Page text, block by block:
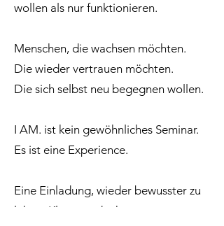
wollen als nur funktionieren.
Menschen, die wachsen möchten.
Die wieder vertrauen möchten.
Die sich selbst neu begegnen wollen.
I AM. ist kein gewöhnliches Seminar.
Es ist eine Experience.
Eine Einladung, wieder bewusster zu
leben. Klarer zu denken.